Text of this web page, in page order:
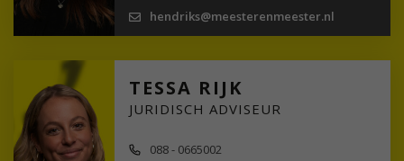
hendriks@meesterenmeester.nl
TESSA RIJK
JURIDISCH ADVISEUR
088 - 0665002